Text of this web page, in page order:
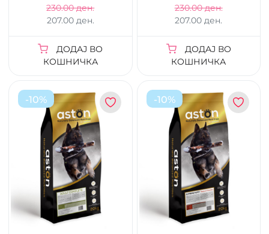
230.00 ден.
207.00 ден.
ДОДАЈ ВО
КОШНИЧКА
230.00 ден.
207.00 ден.
ДОДАЈ ВО
КОШНИЧКА
-10% -10%